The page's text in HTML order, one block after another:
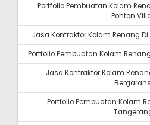
Portfolio Pembuatan Kolam
Pohton
Jasa Kontraktor Kolam Renang
Portfolio Pembuatan Kolam
Jasa Kontraktor Kolam
Portfolio Pembuatan Kolam